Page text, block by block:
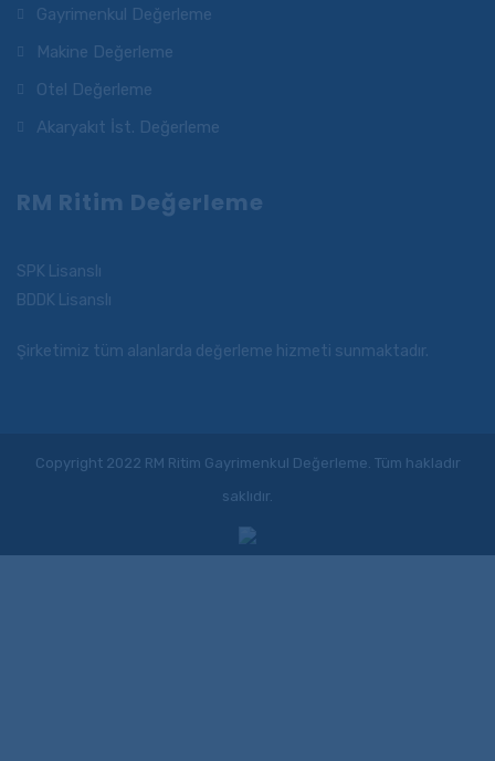
Gayrimenkul Değerleme
Makine Değerleme
Otel Değerleme
Akaryakıt İst. Değerleme
RM Ritim Değerleme
SPK Lisanslı
BDDK Lisanslı
Şirketimiz tüm alanlarda değerleme hizmeti sunmaktadır.
Copyright 2022 RM Ritim Gayrimenkul Değerleme. Tüm hakladır
saklıdır.